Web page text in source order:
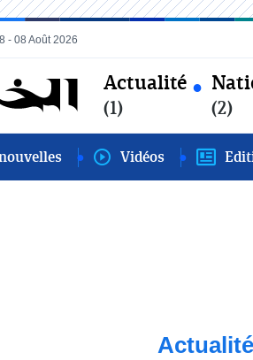
Actualité
(1) (2)
- 08 Août 2026
Vidéos
Actualité